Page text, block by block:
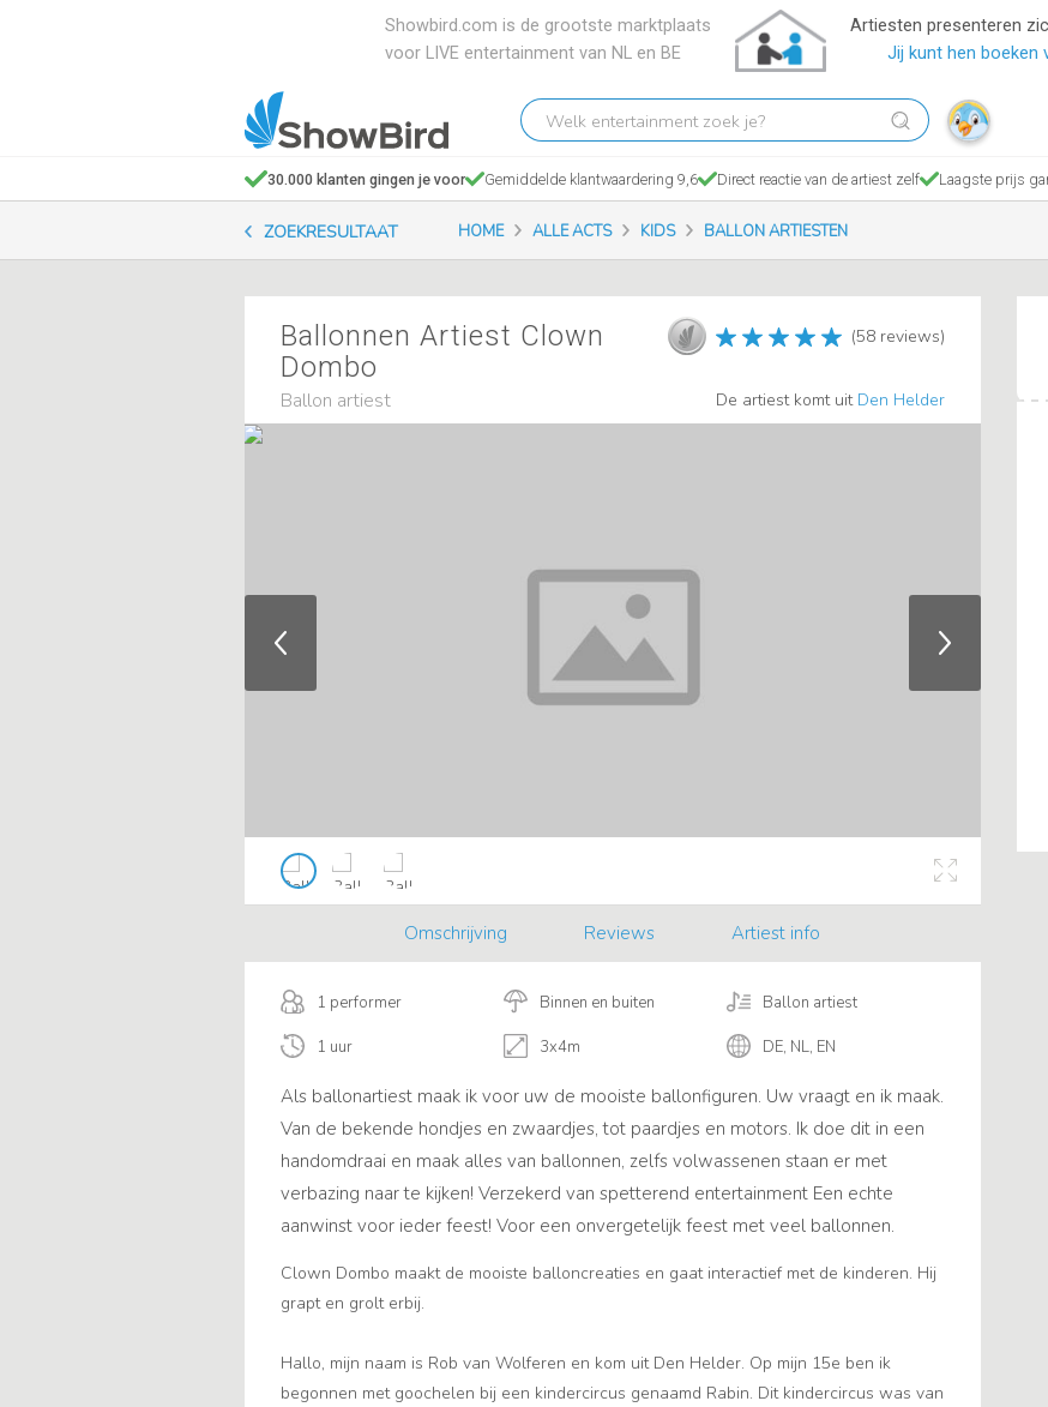
Showbird.com is de grootste marktplaats
voor LIVE entertainment van NL en BE
Artiesten presenteren
Jij kunt hen boeken
Welk
entertainment
zoek
je?
30.000 klanten gingen je voor Gemiddelde klantwaardering 9,6 Direct reactie van de artiest zelf Laagste prijs
ZOEKRESULTAAT HOME ALLE ACTS KIDS BALLON ARTIESTEN
Ballonnen Artiest Clown
Dombo
Ballon artiest
(58 reviews)
De artiest komt uit Den Helder
Omschrijving Reviews Artiest info
1 performer Binnen en buiten Ballon artiest
1 uur 3x4m DE, NL, EN
Als ballonartiest maak ik voor uw de mooiste ballonfiguren. Uw vraagt en ik maak.
Van de bekende hondjes en zwaardjes, tot paardjes en motors. Ik doe dit in een
handomdraai en maak alles van ballonnen, zelfs volwassenen staan er met
verbazing naar te kijken! Verzekerd van spetterend entertainment Een echte
aanwinst voor ieder feest! Voor een onvergetelijk feest met veel ballonnen.
Clown Dombo maakt de mooiste balloncreaties en gaat interactief met de kinderen. Hij
grapt en grolt erbij.
Hallo, mijn naam is Rob van Wolferen en kom uit Den Helder. Op mijn 15e ben ik
begonnen met goochelen bij een kindercircus genaamd Rabin. Dit kindercircus was van